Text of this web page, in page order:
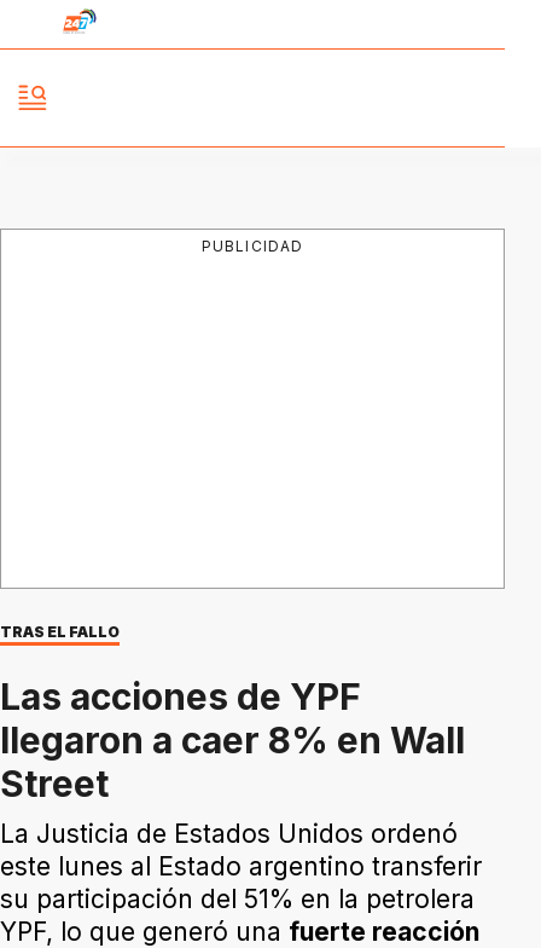
PUBLICIDAD
TRAS EL FALLO
Las acciones de YPF
llegaron a caer 8% en Wall
Street
La Justicia de Estados Unidos ordenó
este lunes al Estado argentino transferir
su participación del 51% en la petrolera
YPF, lo que generó una fuerte reacción